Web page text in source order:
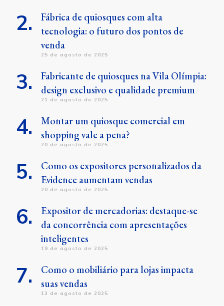
Fábrica de quiosques com alta
tecnologia: o futuro dos pontos de
venda
25 de agosto de 2025
Fabricante de quiosques na Vila Olímpia:
design exclusivo e qualidade premium
21 de agosto de 2025
Montar um quiosque comercial em
shopping vale a pena?
20 de agosto de 2025
Como os expositores personalizados da
Evidence aumentam vendas
20 de agosto de 2025
Expositor de mercadorias: destaque-se
da concorrência com apresentações
inteligentes
19 de agosto de 2025
Como o mobiliário para lojas impacta
suas vendas
13 de agosto de 2025